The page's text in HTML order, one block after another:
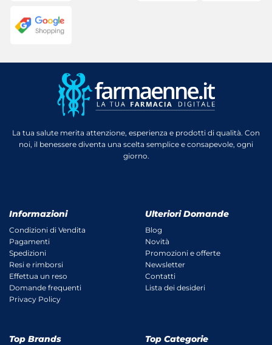
La tua salute merita attenzione, esperienza e prodotti di qualità. Con
noi, il benessere diventa una scelta semplice e consapevole, ogni
giorno.
Informazioni
Condizioni di Vendita
Pagamenti
Spedizioni
Resi e rimborsi
Effettua un reso
Domande frequenti
Privacy Policy
Ulteriori Domande
Blog
Novità
Promozioni e offerte
Newsletter
Contatti
Lista dei desideri
Top Brands Top Categorie